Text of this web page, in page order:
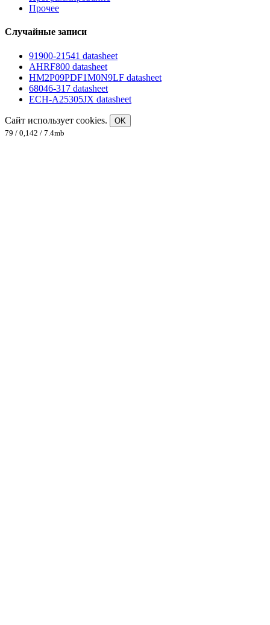
Прочее
Случайные записи
91900-21541 datasheet
AHRF800 datasheet
HM2P09PDF1M0N9LF datasheet
68046-317 datasheet
ECH-A25305JX datasheet
Сайт использует cookies.
OK
79 / 0,142 / 7.4mb